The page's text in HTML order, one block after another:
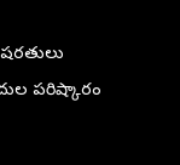
పరిష్కారం